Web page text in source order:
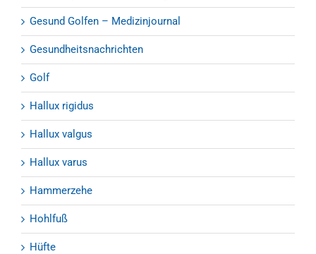
Gesund Golfen – Medizinjournal
Gesundheitsnachrichten
Golf
Hallux rigidus
Hallux valgus
Hallux varus
Hammerzehe
Hohlfuß
Hüfte